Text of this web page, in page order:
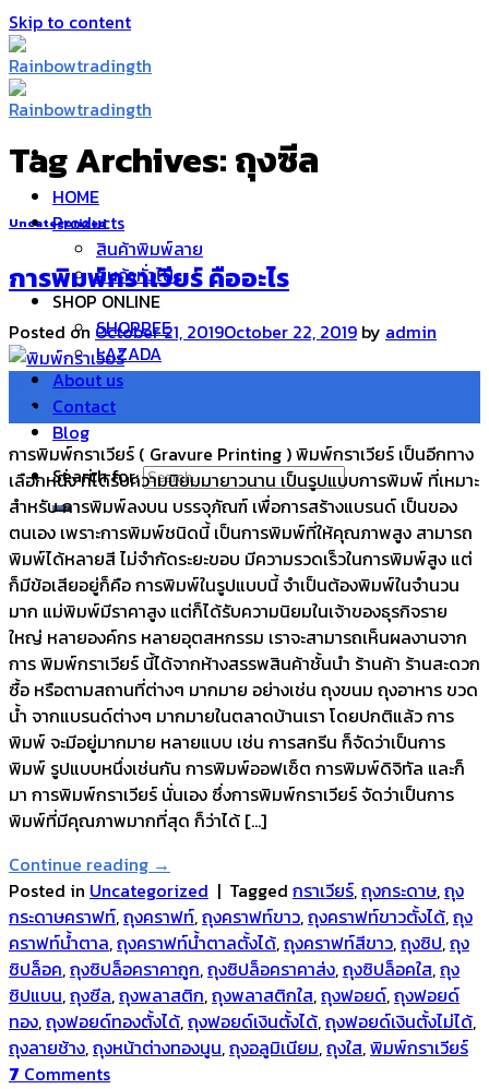
Skip to content
HOME
Products
สินค้าพิมพ์ลาย
สินค้าทั่วไป
SHOP ONLINE
SHOPPEE
LAZADA
About us
Contact
Blog
Search for:
Tag Archives:ถุงซีล
Uncategorized
การพิมพ์กราเวียร์ คืออะไร
Posted on October 21, 2019October 22, 2019 by admin
Oct
การพิมพ์กราเวียร์ ( Gravure Printing ) พิมพ์กราเวียร์ เป็นอีกทาง
เลือกหนึ่ง ที่ได้รับความนิยมมายาวนาน เป็นรูปแบบการพิมพ์ ที่เหมาะ
สำหรับ การพิมพ์ลงบน บรรจุภัณฑ์ เพื่อการสร้างแบรนด์ เป็นของ
ตนเอง เพราะการพิมพ์ชนิดนี้ เป็นการพิมพ์ที่ให้คุณภาพสูง สามารถ
พิมพ์ได้หลายสี ไม่จำกัดระยะขอบ มีความรวดเร็วในการพิมพ์สูง แต่
ก็มีข้อเสียอยู่ก็คือ การพิมพ์ในรูปแบบนี้ จำเป็นต้องพิมพ์ในจำนวน
มาก แม่พิมพ์มีราคาสูง แต่ก็ได้รับความนิยมในเจ้าของธุรกิจราย
ใหญ่ หลายองค์กร หลายอุตสหกรรม เราจะสามารถเห็นผลงานจาก
การ พิมพ์กราเวียร์ นี้ได้จากห้างสรรพสินค้าชั้นนำ ร้านค้า ร้านสะดวก
ซื้อ หรือตามสถานที่ต่างๆ มากมาย อย่างเช่น ถุงขนม ถุงอาหาร ขวด
น้ำ จากแบรนด์ต่างๆ มากมายในตลาดบ้านเรา โดยปกติแล้ว การ
พิมพ์ จะมีอยู่มากมาย หลายแบบ เช่น การสกรีน ก็จัดว่าเป็นการ
พิมพ์ รูปแบบหนึ่งเช่นกัน การพิมพ์ออฟเซ็ต การพิมพ์ดิจิทัล และก็
มา การพิมพ์กราเวียร์ นั่นเอง ซึ่งการพิมพ์กราเวียร์ จัดว่าเป็นการ
พิมพ์ที่มีคุณภาพมากที่สุด ก็ว่าได้ […]
Continue reading →
Posted in Uncategorized | Tagged กราเวียร์,ถุงกระดาษ,ถุง
กระดาษคราฟท์,ถุงคราฟท์,ถุงคราฟท์ขาว,ถุงคราฟท์ขาวตั้งได้,ถุง
คราฟท์น้ำตาล,ถุงคราฟท์น้ำตาลตั้งได้,ถุงคราฟท์สีขาว,ถุงซิป,ถุง
ซิปล็อค,ถุงซิปล็อคราคาถูก,ถุงซิปล็อคราคาส่ง,ถุงซิปล็อคใส,ถุง
ซิปแบน,ถุงซีล,ถุงพลาสติก,ถุงพลาสติกใส,ถุงฟอยด์,ถุงฟอยด์
ทอง,ถุงฟอยด์ทองตั้งได้,ถุงฟอยด์เงินตั้งได้,ถุงฟอยด์เงินตั้งไม่ได้,
ถุงลายช้าง,ถุงหน้าต่างทองนูน,ถุงอลูมิเนียม,ถุงใส,พิมพ์กราเวียร์
7 Comments